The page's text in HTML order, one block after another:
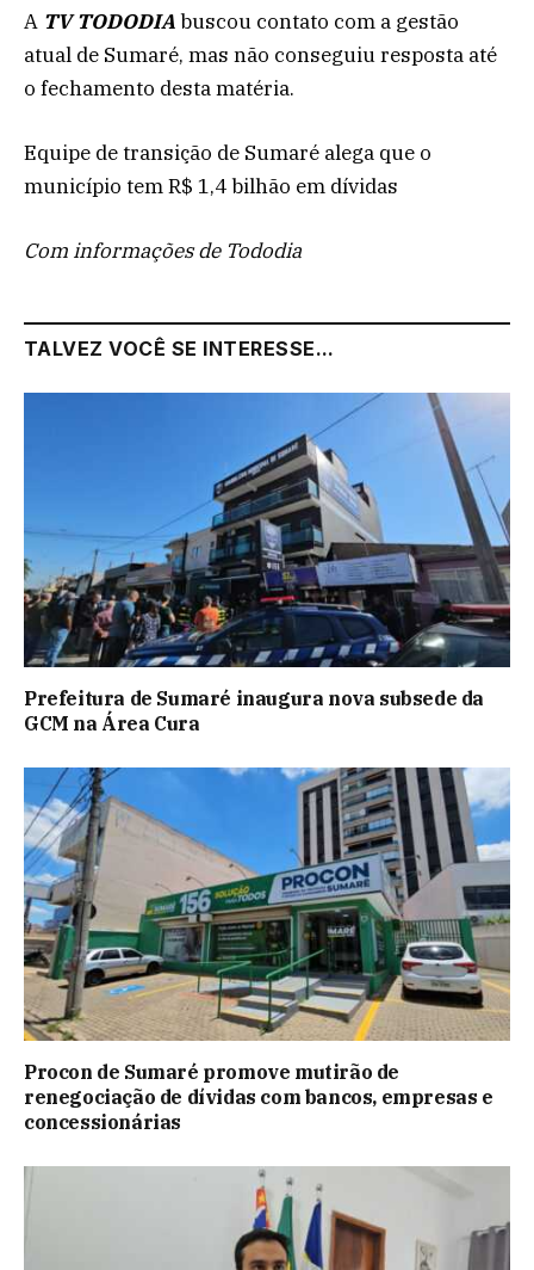
A TV TODODIAbuscou contato com a gestão
atual de Sumaré, mas não conseguiu resposta até
o fechamento desta matéria.
Equipe de transição de Sumaré alega que o
município tem R$ 1,4 bilhão em dívidas
Com informações de Tododia
TALVEZ VOCÊ SE INTERESSE...
Prefeitura de Sumaré inaugura nova subsede da
GCM na Área Cura
Procon de Sumaré promove mutirão de
renegociação de dívidas com bancos, empresas e
concessionárias